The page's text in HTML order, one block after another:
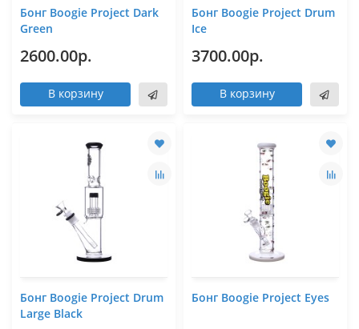
Бонг Boogie Project Dark
Green
2600.00р.
В корзину
Бонг Boogie Project Drum
Ice
3700.00р.
В корзину
Бонг Boogie Project Drum
Large Black
Бонг Boogie Project Eyes